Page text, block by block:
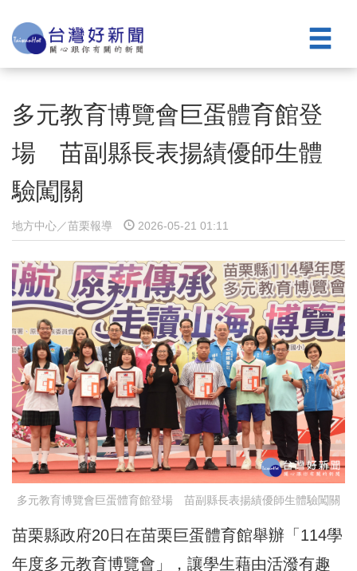
多元教育博覽會巨蛋體育館登
場 苗副縣長表揚績優師生體
驗闖關
地方中心／苗栗報導 2026-05-21 01:11
多元教育博覽會巨蛋體育館登場 苗副縣長表揚績優師生體驗闖關
苗栗縣政府20日在苗栗巨蛋體育館舉辦「114學
年度多元教育博覽會」，讓學生藉由活潑有趣